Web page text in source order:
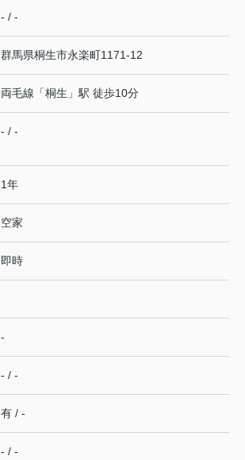
- / -
群馬県桐生市永楽町1171-12
両毛線 「桐生 」駅 徒歩10分
- / -
1年
空家
即時
-
- / -
有 / -
- / -